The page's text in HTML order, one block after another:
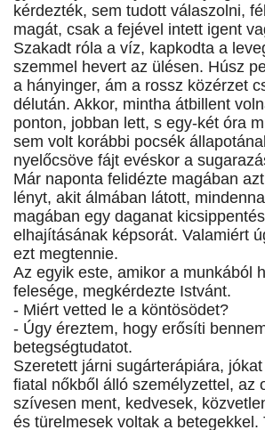
kérdezték, sem tudott válaszolni,
magát, csak a fejével intett igent
Szakadt róla a víz, kapkodta a
szemmel hevert az ülésen. Húsz
a hányinger, ám a rossz közérzet
délután. Akkor, mintha átbillent
ponton, jobban lett, s egy-két óra
sem volt korábbi pocsék
nyelőcsöve fájt evéskor a
Már naponta felidézte magában
lényt, akit álmában látott,
magában egy daganat
elhajításának képsorát. Valamiért
ezt megtennie.
Az egyik este, amikor a munkából
felesége, megkérdezte Istvánt.
- Miért vetted le a köntösödet?
- Úgy éreztem, hogy erősíti
betegségtudatot.
Szeretett járni sugárterápiára,
fiatal nőkből álló személyzettel, az
szívesen ment, kedvesek,
és türelmesek voltak a betegekkel.